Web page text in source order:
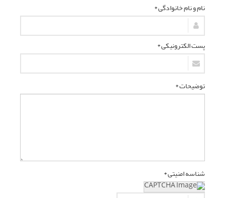
نام و نام خانوادگی *
پست الکترونیکی *
توضیحات *
شناسه امنیتی *